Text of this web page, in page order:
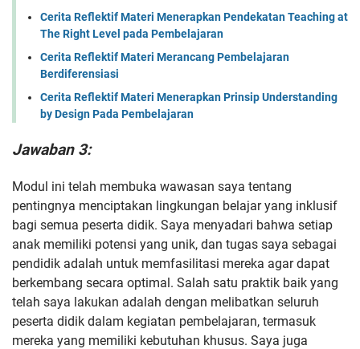
Cerita Reflektif Materi Menerapkan Pendekatan Teaching at
The Right Level pada Pembelajaran
Cerita Reflektif Materi Merancang Pembelajaran
Berdiferensiasi
Cerita Reflektif Materi Menerapkan Prinsip Understanding
by Design Pada Pembelajaran
Jawaban 3:
Modul ini telah membuka wawasan saya tentang
pentingnya menciptakan lingkungan belajar yang inklusif
bagi semua peserta didik. Saya menyadari bahwa setiap
anak memiliki potensi yang unik, dan tugas saya sebagai
pendidik adalah untuk memfasilitasi mereka agar dapat
berkembang secara optimal. Salah satu praktik baik yang
telah saya lakukan adalah dengan melibatkan seluruh
peserta didik dalam kegiatan pembelajaran, termasuk
mereka yang memiliki kebutuhan khusus. Saya juga